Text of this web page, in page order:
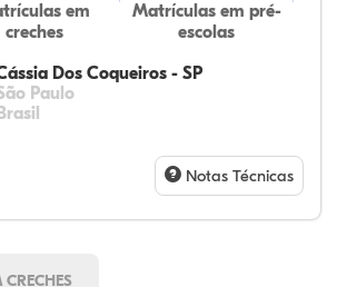
Dos Coqueiros - SP
Paulo
Brasil
em
creches
Matrículas em pré-
escolas
Notas Técnicas